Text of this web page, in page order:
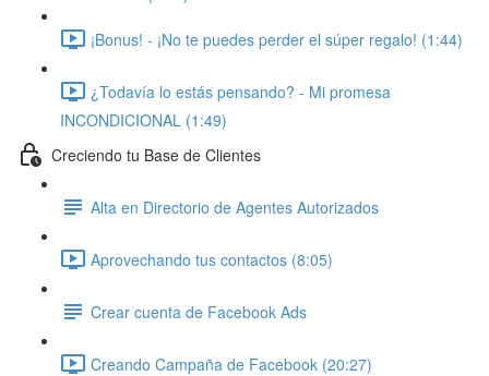
¡Bonus! - ¡No te puedes perder el súper regalo! (1:44)
¿Todavía lo estás pensando? - Mi promesa
INCONDICIONAL (1:49)
Creciendo tu Base de Clientes
Alta en Directorio de Agentes Autorizados
Aprovechando tus contactos (8:05)
Crear cuenta de Facebook Ads
Creando Campaña de Facebook (20:27)